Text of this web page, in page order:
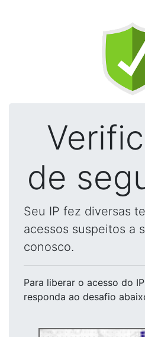
de
Seu IP fez diversas
acessos suspeitos a
conosco.
Para liberar o acesso do IP
responda ao desafio